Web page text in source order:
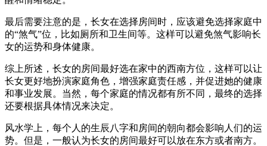
最后需要注意的是，长女在选择房间时，应该避免选择家庭中
的“煞气”位，比如厕所和卫生间等。这样可以避免煞气影响长
女的运势和身体健康。
综上所述，长女的房间最好选在家中的西南方位，这样可以让
长女更好地扮演家庭角色，增强家庭责任感，并促进她的健康
和事业发展。当然，每个家庭的情况都有所不同，最终的选择
还要根据具体情况来决定。
风水学上，每个人的生辰八字和房间的朝向都会影响人们的运
势。但是，一般认为长女的房间最好可以放在东方或者南方。